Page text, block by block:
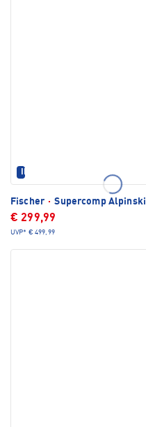
Fischer · Supercomp Alpinski
€ 299,99
UVP* € 499,99